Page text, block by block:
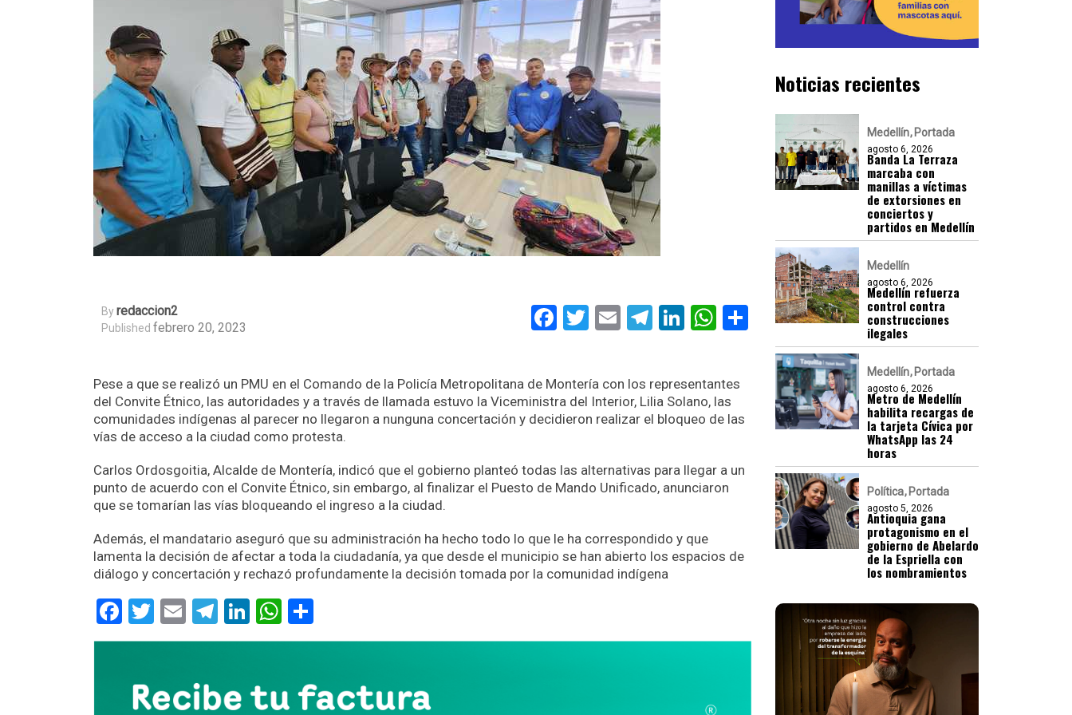
ByRedaccion2
Published febrero 20, 2023 Facebook
Twitter
EmailTelegram
LinkedIn
WhatsApp
Compartir
Pese a que se realizó un PMU en el Comando de la Policía Metropolitana de Montería con los representantes
del Convite Étnico, las autoridades y a través de llamada estuvo la Viceministra del Interior, Lilia Solano, las
comunidades indígenas al parecer no llegaron a nunguna concertación y decidieron realizar el bloqueo de las
vías de acceso a la ciudad como protesta.
Carlos Ordosgoitia, Alcalde de Montería, indicó que el gobierno planteó todas las alternativas para llegar a un
punto de acuerdo con el Convite Étnico, sin embargo, al finalizar el Puesto de Mando Unificado, anunciaron
que se tomarían las vías bloqueando el ingreso a la ciudad.
Además, el mandatario aseguró que su administración ha hecho todo lo que le ha correspondido y que
lamenta la decisión de afectar a toda la ciudadanía, ya que desde el municipio se han abierto los espacios de
diálogo y concertación y rechazó profundamente la decisión tomada por la comunidad indígena
Facebook
Twitter
EmailTelegram
LinkedIn
WhatsApp
Noticias recientes
Medellín Portada
agosto 6, 2026
Banda La Terraza
marcaba con
manillas a víctimas
de extorsiones en
conciertos y
partidos en Medellín
Medellín
agosto 6, 2026
Medellín refuerza
control contra
construcciones
ilegales
Medellín Portada
agosto 6, 2026
Metro de Medellín
habilita recargas de
la tarjeta Cívica por
WhatsApp las 24
horas
Política Portada
agosto 5, 2026
Antioquia gana
protagonismo en el
gobierno de Abelardo
de la Espriella con
los nombramientos